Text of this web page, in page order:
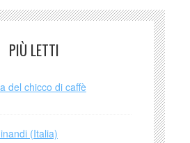
PIÙ LETTI
del chicco di caffè
(Italia)